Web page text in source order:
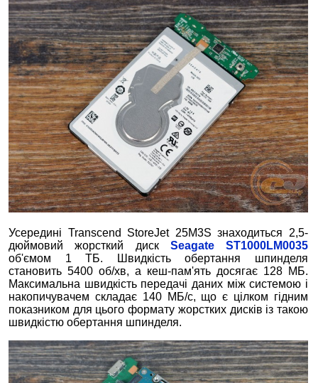
Усередині Transcend StoreJet 25M3S знаходиться 2,5-
дюймовий жорсткий диск Seagate ST1000LM0035
об'ємом 1 ТБ. Швидкість обертання шпинделя
становить 5400 об/хв, а кеш-пам'ять досягає 128 МБ.
Максимальна швидкість передачі даних між системою і
накопичувачем складає 140 МБ/с, що є цілком гідним
показником для цього формату жорстких дисків із такою
швидкістю обертання шпинделя.